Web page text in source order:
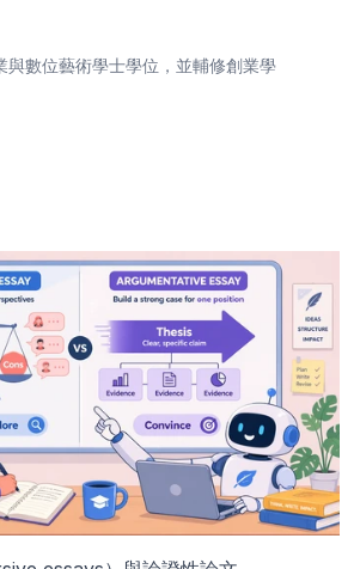
與數位藝術學士學位，並輔修創業學